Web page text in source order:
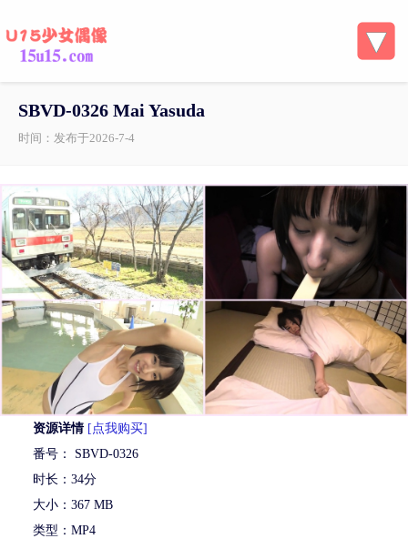
SBVD-0326 Mai Yasuda
时间：发布于2026-7-4
资源详情 [点我购买]
番号： SBVD-0326
时长：34分
大小：367 MB
类型：MP4